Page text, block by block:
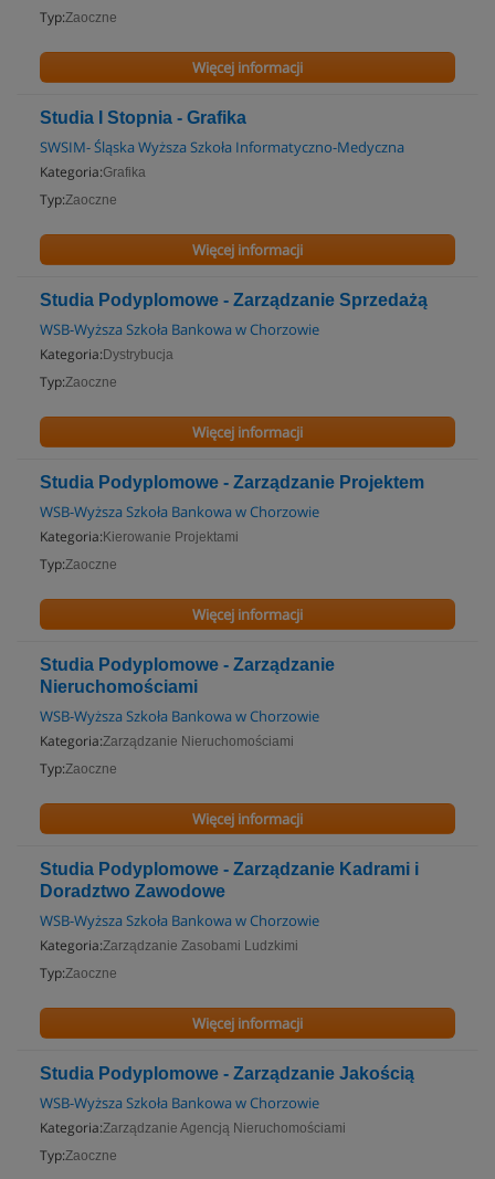
Typ:Zaoczne
Więcej informacji
Studia I Stopnia - Grafika
SWSIM- Śląska Wyższa Szkoła Informatyczno-Medyczna
Kategoria:Grafika
Typ:Zaoczne
Więcej informacji
Studia Podyplomowe - Zarządzanie Sprzedażą
WSB-Wyższa Szkoła Bankowa w Chorzowie
Kategoria: Dystrybucja
Typ:Zaoczne
Więcej informacji
Studia Podyplomowe - Zarządzanie Projektem
WSB-Wyższa Szkoła Bankowa w Chorzowie
Kategoria: Kierowanie Projektami
Typ:Zaoczne
Więcej informacji
Studia Podyplomowe - Zarządzanie
Nieruchomościami
WSB-Wyższa Szkoła Bankowa w Chorzowie
Kategoria:Zarządzanie Nieruchomościami
Typ:Zaoczne
Więcej informacji
Studia Podyplomowe - Zarządzanie Kadrami i
Doradztwo Zawodowe
WSB-Wyższa Szkoła Bankowa w Chorzowie
Kategoria:Zarządzanie Zasobami Ludzkimi
Typ:Zaoczne
Więcej informacji
Studia Podyplomowe - Zarządzanie Jakością
WSB-Wyższa Szkoła Bankowa w Chorzowie
Kategoria:Zarządzanie Agencją Nieruchomościami
Typ:Zaoczne